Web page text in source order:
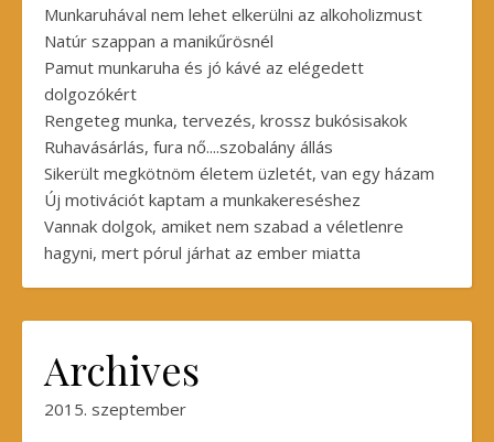
Munkaruhával nem lehet elkerülni az alkoholizmust
Natúr szappan a manikűrösnél
Pamut munkaruha és jó kávé az elégedett
dolgozókért
Rengeteg munka, tervezés, krossz bukósisakok
Ruhavásárlás, fura nő....szobalány állás
Sikerült megkötnöm életem üzletét, van egy házam
Új motivációt kaptam a munkakereséshez
Vannak dolgok, amiket nem szabad a véletlenre
hagyni, mert pórul járhat az ember miatta
Archives
2015. szeptember